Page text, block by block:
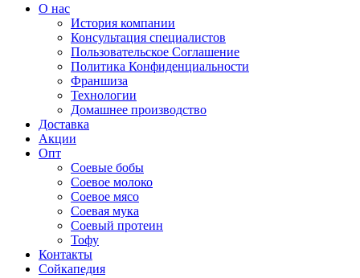
О нас
История компании
Консультация специалистов
Пользовательское Соглашение
Политика Конфиденциальности
Франшиза
Технологии
Домашнее производство
Доставка
Акции
Опт
Соевые бобы
Соевое молоко
Соевое мясо
Соевая мука
Соевый протеин
Тофу
Контакты
Сойкапедия